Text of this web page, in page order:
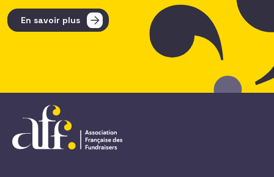
En savoir plus